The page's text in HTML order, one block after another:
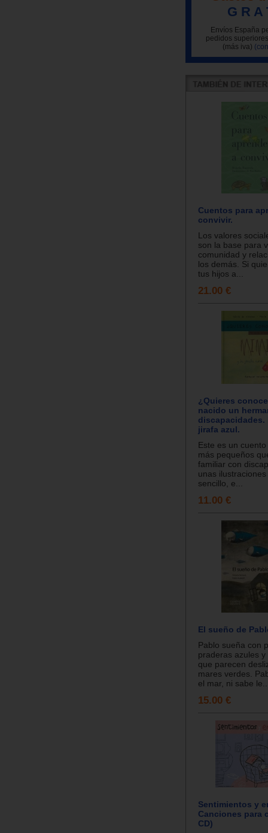
G R A
Envíos España
pedidos
(más iva)
Cuentos para
convivir.
Los valores
son la base para
comunidad y
los demás. Si
tus hijos a...
21.00 €
¿Quieres
nacido un
discapacidades.
jirafa azul.
Este es un
más pequeños
familiar con
unas
sencillo, e...
11.00 €
El sueño de
Pablo sueña con
praderas azules y
que parecen
mares verdes.
el mar, ni sabe
15.00 €
Sentimientos y
Canciones para
CD)